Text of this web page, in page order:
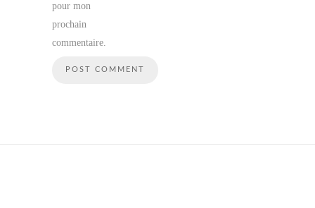
pour mon
prochain
commentaire.